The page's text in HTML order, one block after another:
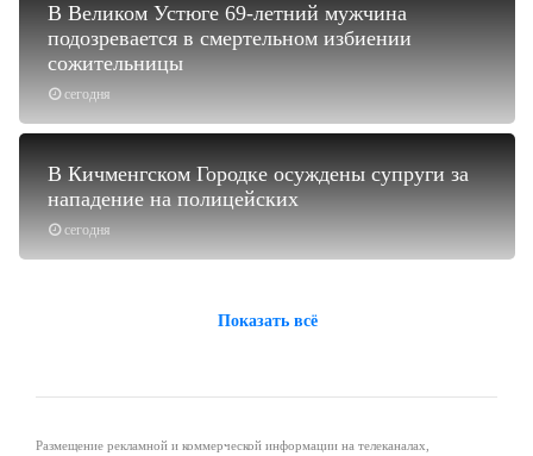
сегодня
В Великом Устюге 69-летний мужчина
подозревается в смертельном избиении
сожительницы
сегодня
В Кичменгском Городке осуждены супруги за
нападение на полицейских
Показать всё
Размещение рекламной и коммерческой информации на телеканалах,